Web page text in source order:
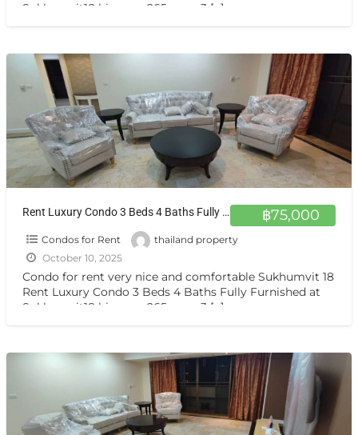
Sukhumvit18 big area 265 sqm. 3 […]
฿75,000
Rent Luxury Condo 3 Beds 4 Baths Fully Furnished at Sukhumvit18 big area 265 sqm.
Condos for Rent
thailand property
October 10, 2025
Condo for rent very nice and comfortable Sukhumvit 18
Rent Luxury Condo 3 Beds 4 Baths Fully Furnished at
Sukhumvit18 big area 265 sqm. 3 […]